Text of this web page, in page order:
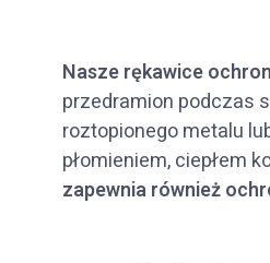
Nasze rękawice
przedramion podczas
roztopionego metalu
płomieniem, ciepłem
zapewnia również